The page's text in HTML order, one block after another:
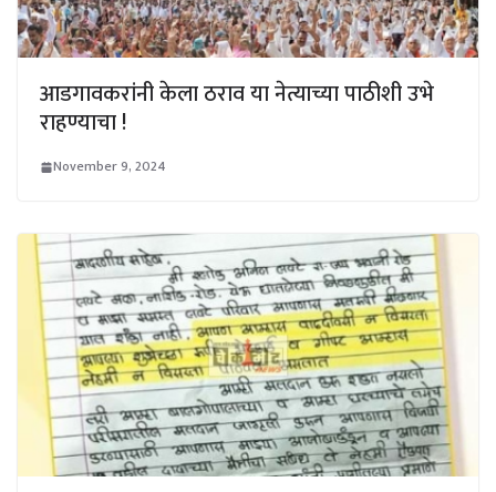
आडगावकरांनी केला ठराव या नेत्याच्या पाठीशी उभे
राहण्याचा !
November 9, 2024